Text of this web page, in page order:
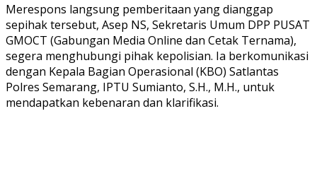
Merespons langsung pemberitaan yang dianggap
sepihak tersebut, Asep NS, Sekretaris Umum DPP PUSAT
GMOCT (Gabungan Media Online dan Cetak Ternama),
segera menghubungi pihak kepolisian. Ia berkomunikasi
dengan Kepala Bagian Operasional (KBO) Satlantas
Polres Semarang, IPTU Sumianto, S.H., M.H., untuk
mendapatkan kebenaran dan klarifikasi.